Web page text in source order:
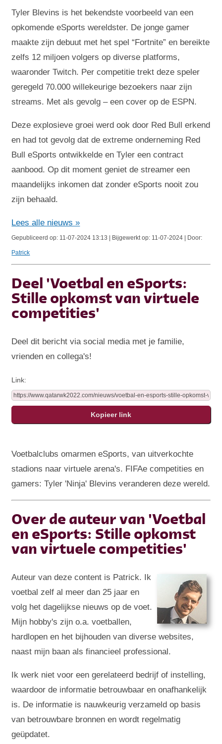
Tyler Blevins is het bekendste voorbeeld van een
opkomende eSports wereldster. De jonge gamer
maakte zijn debuut met het spel “Fortnite” en bereikte
zelfs 12 miljoen volgers op diverse platforms,
waaronder Twitch. Per competitie trekt deze speler
geregeld 70.000 willekeurige bezoekers naar zijn
streams. Met als gevolg – een cover op de ESPN.
Deze explosieve groei werd ook door Red Bull erkend
en had tot gevolg dat de extreme onderneming Red
Bull eSports ontwikkelde en Tyler een contract
aanbood. Op dit moment geniet de streamer een
maandelijks inkomen dat zonder eSports nooit zou
zijn behaald.
Lees alle nieuws »
Gepubliceerd op: 11-07-2024 13:13 | Bijgewerkt op: 11-07-2024 | Door:
Patrick
Deel 'Voetbal en eSports:
Stille opkomst van virtuele
competities'
Deel dit bericht via social media met je familie,
vrienden en collega's!
Link:
Voetbalclubs omarmen eSports, van uitverkochte
stadions naar virtuele arena's. FIFAe competities en
gamers: Tyler 'Ninja' Blevins veranderen deze wereld.
Over de auteur van 'Voetbal
en eSports: Stille opkomst
van virtuele competities'
Auteur van deze content is Patrick. Ik
voetbal zelf al meer dan 25 jaar en
volg het dagelijkse nieuws op de voet.
Mijn hobby's zijn o.a. voetballen,
hardlopen en het bijhouden van diverse websites,
naast mijn baan als financieel professional.
Ik werk niet voor een gerelateerd bedrijf of instelling,
waardoor de informatie betrouwbaar en onafhankelijk
is. De informatie is nauwkeurig verzameld op basis
van betrouwbare bronnen en wordt regelmatig
geüpdatet.